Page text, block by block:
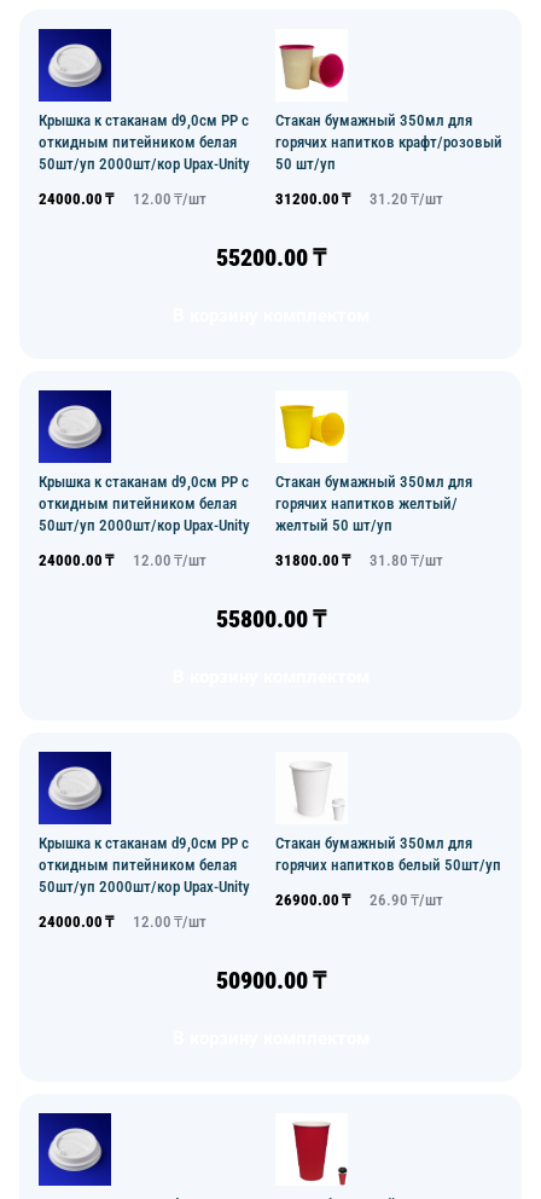
Крышка к стаканам d9,0см PP с
откидным питейником белая
50шт/уп 2000шт/кор Upax-Unity
24000.00 ₸ 12.00 ₸/шт
Стакан бумажный 350мл для
горячих напитков крафт/розовый
50 шт/уп
31200.00 ₸ 31.20 ₸/шт
55200.00₸
Крышка к стаканам d9,0см PP с
откидным питейником белая
50шт/уп 2000шт/кор Upax-Unity
24000.00 ₸ 12.00 ₸/шт
Стакан бумажный 350мл для
горячих напитков желтый/
желтый 50 шт/уп
31800.00 ₸ 31.80 ₸/шт
55800.00₸
Крышка к стаканам d9,0см PP с
откидным питейником белая
50шт/уп 2000шт/кор Upax-Unity
24000.00 ₸ 12.00 ₸/шт
Стакан бумажный 350мл для
горячих напитков белый 50шт/уп
26900.00 ₸ 26.90 ₸/шт
50900.00₸